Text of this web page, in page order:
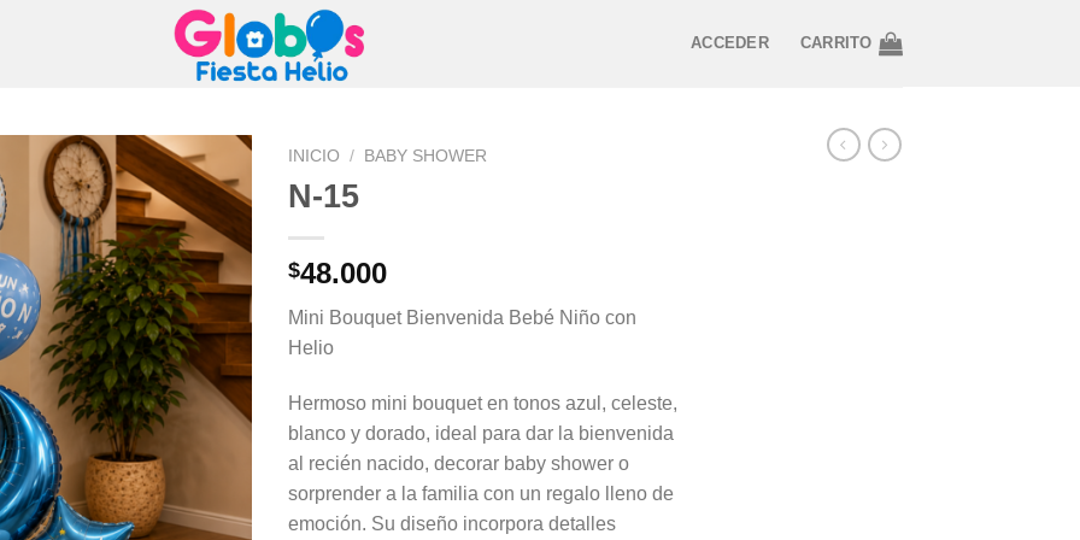
ACCEDER CARRITO
INICIO / BABY SHOWER
N-15
$48.000
Mini Bouquet Bienvenida Bebé Niño con
Helio
Hermoso mini bouquet en tonos azul, celeste,
blanco y dorado, ideal para dar la bienvenida
al recién nacido, decorar baby shower o
sorprender a la familia con un regalo lleno de
emoción. Su diseño incorpora detalles